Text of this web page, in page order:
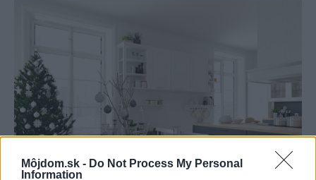
Môjdom.sk - Do Not Process My Personal
Information